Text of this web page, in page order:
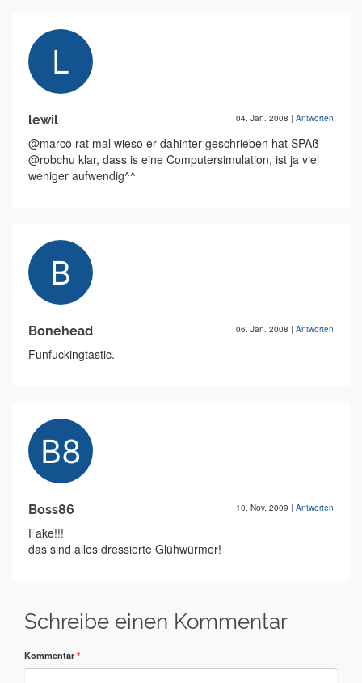
lewil 04. Jan. 2008 | Antworten
@marco rat mal wieso er dahinter geschrieben hat SPAß
@robchu klar, dass is eine Computersimulation, ist ja viel
weniger aufwendig^^
Bonehead 06. Jan. 2008 | Antworten
Funfuckingtastic.
Boss86 10. Nov. 2009 | Antworten
Fake!!!
das sind alles dressierte Glühwürmer!
Schreibe einen Kommentar
Kommentar *